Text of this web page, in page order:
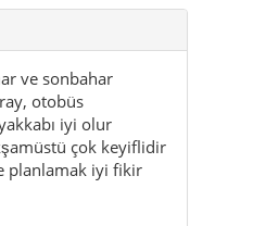
ve sonbahar
otobüs
iyi olur
çok keyiflidir
planlamak iyi fikir